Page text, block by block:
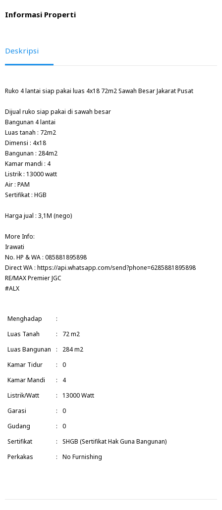
Informasi Properti
Deskripsi
Ruko 4 lantai siap pakai luas 4x18 72m2 Sawah Besar Jakarat Pusat
Dijual ruko siap pakai di sawah besar
Bangunan 4 lantai
Luas tanah : 72m2
Dimensi : 4x18
Bangunan : 284m2
Kamar mandi : 4
Listrik : 13000 watt
Air : PAM
Sertifikat : HGB
Harga jual : 3,1M (nego)
More Info:
Irawati
No. HP & WA : 085881895898
Direct WA : https://api.whatsapp.com/send?phone=6285881895898
RE/MAX Premier JGC
#ALX
Menghadap
:
Luas Tanah
:
72 m2
Luas Bangunan
:
284 m2
Kamar Tidur
:
0
Kamar Mandi
:
4
Listrik/Watt
:
13000 Watt
Garasi
:
0
Gudang
:
0
Sertifikat
:
SHGB (Sertifikat Hak Guna Bangunan)
Perkakas
: No Furnishing